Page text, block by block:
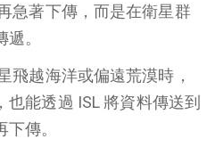
急著下傳，而是在衛星群
。
飛越海洋或偏遠荒漠時，
也能透過 ISL 將資料傳送到
傳。